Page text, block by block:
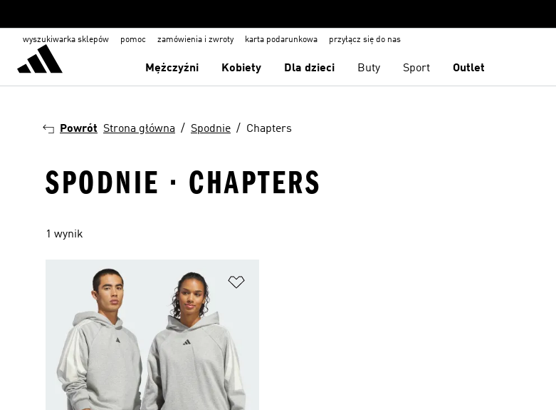
wyszukiwarka sklepów pomoc zamówienia i zwroty karta podarunkowa przyłącz się do nas
Mężczyźni Kobiety Dla dzieci Buty Sport Outlet
Powrót Strona główna Spodnie Chapters
SPODNIE · CHAPTERS
1 wynik